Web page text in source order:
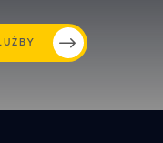
obsahu